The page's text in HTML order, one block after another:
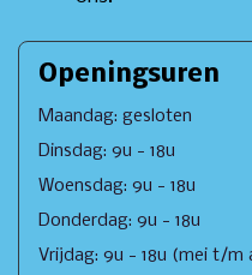
Openingsuren
Maandag: gesloten
Dinsdag: 9u - 18u
Woensdag: 9u - 18u
Donderdag: 9u - 18u
Vrijdag: 9u - 18u (mei t/m